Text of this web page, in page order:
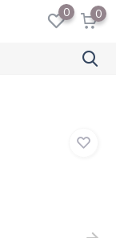
0 0